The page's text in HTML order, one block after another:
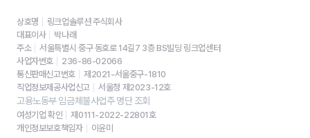
상호명
링크업솔루션 주식회사
대표이사
박나래
주소
서울특별시 중구 동호로 14길7 3층 BS빌딩 링크업센터
사업자번호
236-86-02066
통신판매신고번호
제2021-서울중구-1810
직업정보제공사업신고
서울청 제2023-12호
고용노동부 임금체불사업주 명단 조회
여성기업 확인
제0111-2022-22801호
개인정보보호책임자
이윤미